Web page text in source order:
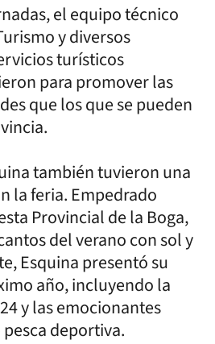
el equipo técnico
y diversos
turísticos
para promover las
que los que se pueden
también tuvieron una
la feria. Empedrado
Provincial de la Boga,
del verano con sol y
Esquina presentó su
año, incluyendo la
y las emocionantes
deportiva.